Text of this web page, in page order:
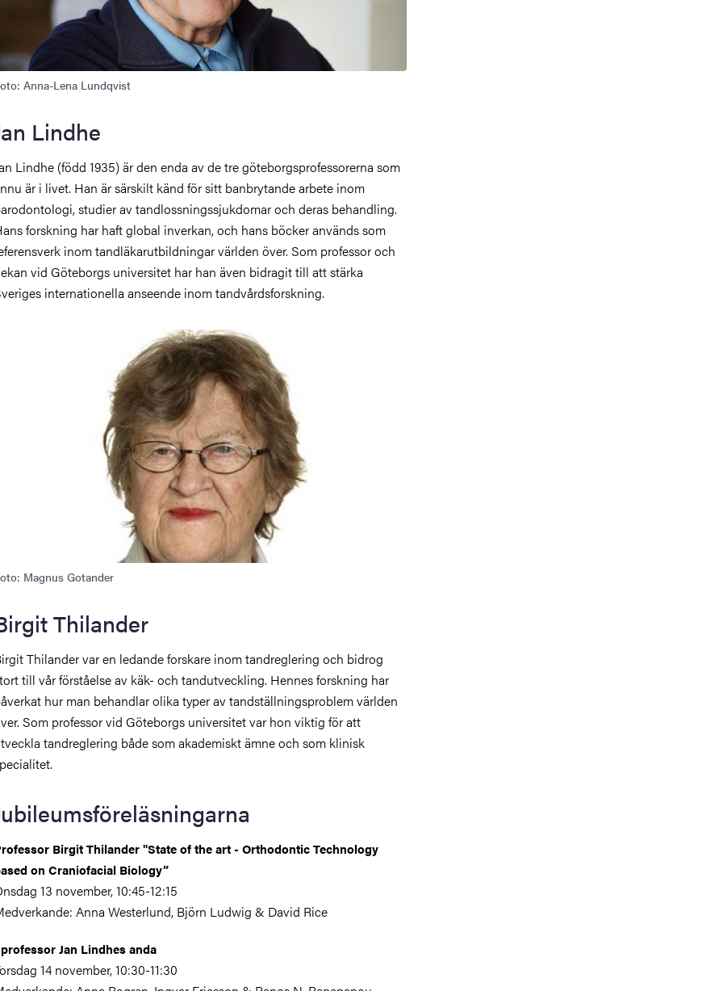
Anna-Lena Lundqvist
Lindhe
Lindhe (född 1935) är den enda av de tre göteborgsprofessorerna som
är i livet. Han är särskilt känd för sitt banbrytande arbete inom
studier av tandlossningssjukdomar och deras behandling.
forskning har haft global inverkan, och hans böcker används som
inom tandläkarutbildningar världen över. Som professor och
vid Göteborgs universitet har han även bidragit till att stärka
internationella anseende inom tandvårdsforskning.
Magnus Gotander
Thilander
Thilander var en ledande forskare inom tandreglering och bidrog
till vår förståelse av käk- och tandutveckling. Hennes forskning har
hur man behandlar olika typer av tandställningsproblem världen
Som professor vid Göteborgs universitet var hon viktig för att
tandreglering både som akademiskt ämne och som klinisk
Birgit Thilander "State of the art - Orthodontic Technology
on Craniofacial Biology”
13 november, 10:45-12:15
Anna Westerlund, Björn Ludwig & David Rice
Jan Lindhes anda
14 november, 10:30-11:30